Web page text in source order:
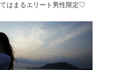
はまるエリート男性限定♡